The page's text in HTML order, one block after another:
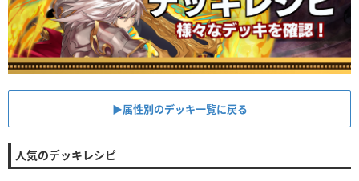
▶︎属性別のデッキ一覧に戻る
人気のデッキレシピ